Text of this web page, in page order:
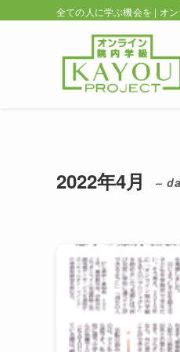
全ての人に学ぶ機会を | オ
2022年4月 –